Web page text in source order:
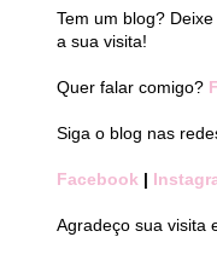
Tem um blog?
a sua visita!
Quer falar comigo?
Siga o blog nas
Facebook |
Agradeço sua visita